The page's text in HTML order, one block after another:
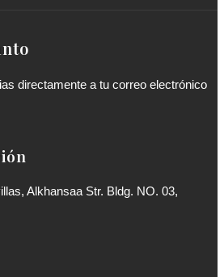
directamente a tu correo electrónico
Alkhansaa Str. Bldg. NO. 03,